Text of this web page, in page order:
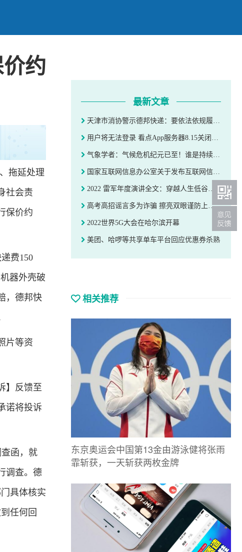
约
拖延处理
社会责
保价约
费150
器外壳破
，德邦快
片等资
】反馈至
诺将投诉
函，就
调查。德
具体核实
任何回
最新文章
天津市消协警示德邦快递：要依法依规履行保价约定
用户将无法登录 看点App服务器8.15关闭停运
气象学者：气候危机纪元已至！谁是持续高温“幕后推手”
国家互联网信息办公室关于发布互联网信息服务算法备案信息的公告
2022 雷军年度演讲全文：穿越人生低谷的感悟
高考高招谣言多为诈骗 擦亮双眼谨防上当——涉高考高招辟谣榜综述
2022世界5G大会在哈尔滨开幕
美团、哈啰等共享单车平台回应优惠券杀熟
相关推荐
东京奥运会中国第13金由游泳健将张雨
霏斩获，一天斩获两枚金牌